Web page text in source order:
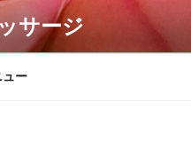
サージ
ュー